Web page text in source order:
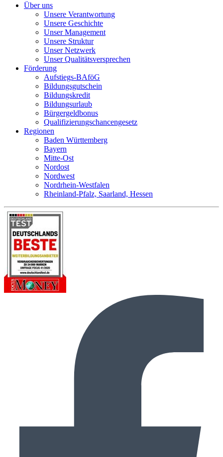
Über uns
Unsere Verantwortung
Unsere Geschichte
Unser Management
Unsere Struktur
Unser Netzwerk
Unser Qualitätsversprechen
Förderung
Aufstiegs-BAföG
Bildungsgutschein
Bildungskredit
Bildungsurlaub
Bürgergeldbonus
Qualifizierungschancengesetz
Regionen
Baden Württemberg
Bayern
Mitte-Ost
Nordost
Nordwest
Nordrhein-Westfalen
Rheinland-Pfalz, Saarland, Hessen